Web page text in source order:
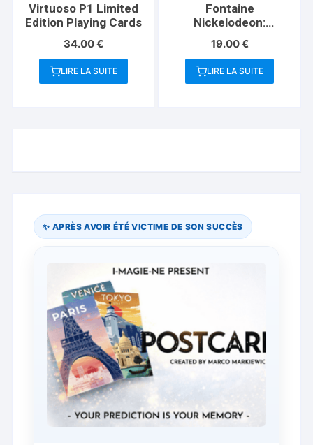
Virtuoso P1 Limited
Edition Playing Cards
34.00€
LIRE LA SUITE
Fontaine
Nickelodeon:
Cards
19.00€
LIRE LA SUITE
✨ APRÈS AVOIR ÉTÉ VICTIME DE SON SUCCÈS